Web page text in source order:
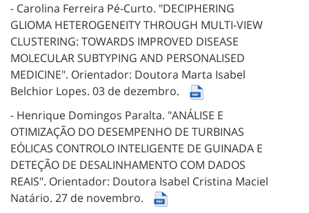
- Carolina Ferreira Pé-Curto. "DECIPHERING
GLIOMA HETEROGENEITY THROUGH MULTI-VIEW
CLUSTERING: TOWARDS IMPROVED DISEASE
MOLECULAR SUBTYPING AND PERSONALISED
MEDICINE". Orientador: Doutora Marta Isabel
Belchior Lopes. 03 de dezembro.
- Henrique Domingos Paralta. "ANÁLISE E
OTIMIZAÇÃO DO DESEMPENHO DE TURBINAS
EÓLICAS CONTROLO INTELIGENTE DE GUINADA E
DETEÇÃO DE DESALINHAMENTO COM DADOS
REAIS". Orientador: Doutora Isabel Cristina Maciel
Natário. 27 de novembro.